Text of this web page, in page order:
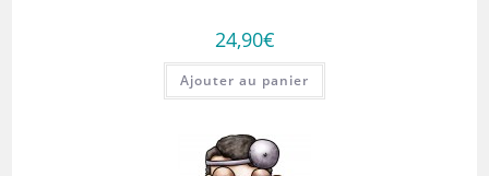
24,90€
Ajouter au panier